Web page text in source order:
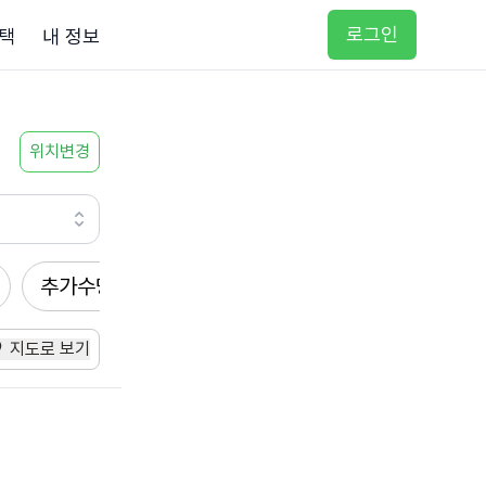
내 정보 로그인
위치변경
추가수당
지도로 보기